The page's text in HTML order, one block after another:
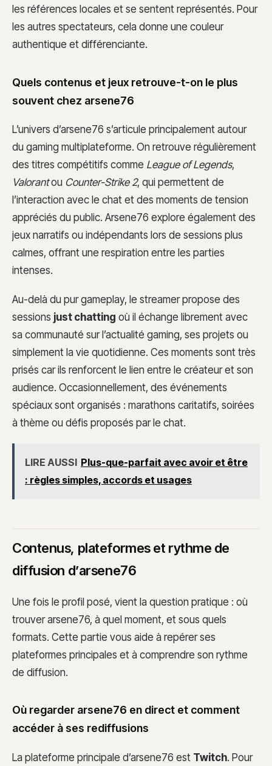
les références locales et se sentent représentés. Pour
les autres spectateurs, cela donne une couleur
authentique et différenciante.
Quels contenus et jeux retrouve-t-on le plus
souvent chez arsene76
L’univers d’arsene76 s’articule principalement autour
du gaming multiplateforme. On retrouve régulièrement
des titres compétitifs comme League of Legends,
Valorantou Counter-Strike 2, qui permettent de
l’interaction avec le chat et des moments de tension
appréciés du public. Arsene76 explore également des
jeux narratifs ou indépendants lors de sessions plus
calmes, offrant une respiration entre les parties
intenses.
Au-delà du pur gameplay, le streamer propose des
sessions just chatting où il échange librement avec
sa communauté sur l’actualité gaming, ses projets ou
simplement la vie quotidienne. Ces moments sont très
prisés car ils renforcent le lien entre le créateur et son
audience. Occasionnellement, des événements
spéciaux sont organisés : marathons caritatifs, soirées
à thème ou défis proposés par le chat.
LIRE AUSSI Plus-que-parfait avec avoir et être
: règles simples, accords et usages
Contenus, plateformes et rythme de
diffusion d’arsene76
Une fois le profil posé, vient la question pratique : où
trouver arsene76, à quel moment, et sous quels
formats. Cette partie vous aide à repérer ses
plateformes principales et à comprendre son rythme
de diffusion.
Où regarder arsene76 en direct et comment
accéder à ses rediffusions
La plateforme principale d’arsene76 est Twitch. Pour